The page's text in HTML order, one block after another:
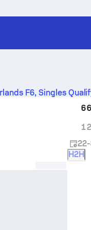
F6, Singles
6
1
6
2
H2H